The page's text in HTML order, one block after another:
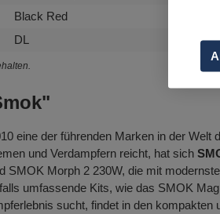
Black Red
DL
eine der führenden Marken in der
und Verdampfern reicht, hat sich
SMOK Morph 2 230W, die mit
umfassende Kits, wie das SMOK
sucht, findet in den